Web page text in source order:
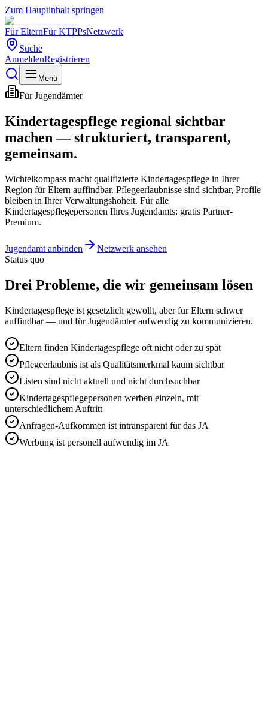
Zum Hauptinhalt springen
Für ElternFür KTPPsNetzwerk
Suche
AnmeldenRegistrieren
Menü
Für Jugendämter
Kindertagespflege regional sichtbar
machen — strukturiert, transparent,
gemeinsam.
Wichtelkompass macht qualifizierte Kindertagespflege in Ihrer
Region für Eltern auffindbar. Pflegeerlaubnisse sind sichtbar, Profile
bleiben in Ihrer Verwaltungshoheit. Für alle
Kindertagespflegepersonen Ihres Jugendamts: gratis Partner-
Premium.
Jugendamt anbinden
Netzwerk ansehen
Status quo
Drei Probleme, die wir gemeinsam lösen
Kindertagespflege ist gesetzlich gewollt, aber für Eltern schwer
auffindbar — und für Jugendämter aufwendig zu kommunizieren.
Eltern finden Kindertagespflege oft nicht oder zu spät
Pflegeerlaubnis ist als Qualitätsmerkmal kaum sichtbar
Listen sind nicht aktuell und nicht durchsuchbar
Kindertagespflegepersonen werben einzeln, mit
unterschiedlichem Auftritt
Anfragen-Aufkommen ist intransparent für das JA
Werbung ist personell aufwendig im JA